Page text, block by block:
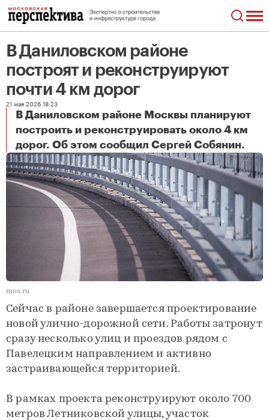
В Даниловском районе
построят и реконструируют
почти 4 км дорог
21 мая 2026 18:23
В Даниловском районе Москвы планируют
построить и реконструировать около 4 км
дорог. Об этом сообщил Сергей Собянин.
В Даниловском районе построят и реконструируют почти 4 км дорог
mos.ru
Сейчас в районе завершается проектирование
новой улично-дорожной сети. Работы затронут
сразу несколько улиц и проездов рядом с
Павелецким направлением и активно
застраивающейся территорией.
В рамках проекта реконструируют около 700
метров Летниковской улицы, участок